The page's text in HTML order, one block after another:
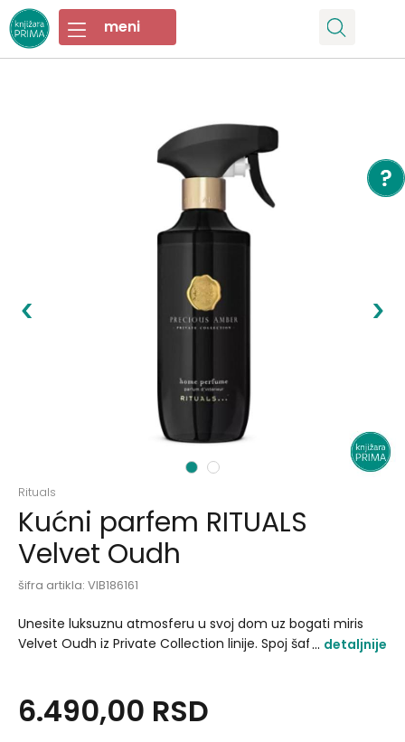
1 2
Rituals
Kućni parfem RITUALS
Velvet Oudh
šifra artikla: VIB186161
Unesite luksuznu atmosferu u svoj dom uz bogati miris
Velvet Oudh iz Private Collection linije. Spoj šafrana, ruže i
Elegantna staklena bočica je punjiva i savršeno se uklapa
u svaki enterijer..
detaljnije
6.490,00 RSD